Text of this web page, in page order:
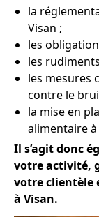
la
Visan ;
les
les
les mesures
contre le
la mise en
alimentaire à
Il s’agit donc
votre activité,
votre clientèle
à Visan.